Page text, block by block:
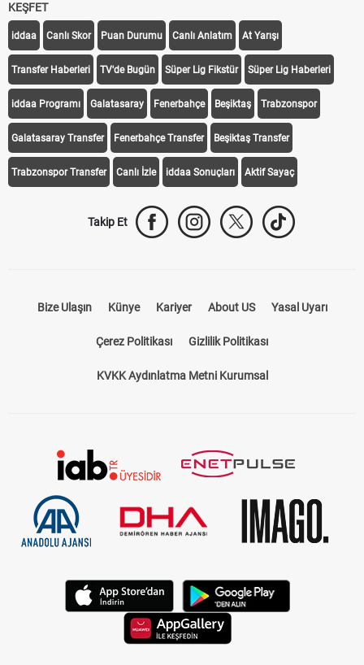
KEŞFET
iddaa Canlı Skor Puan Durumu Canlı Anlatım At Yarışı
Transfer Haberleri TV'de Bugün Süper Lig Fikstür Süper Lig Haberleri
iddaa Programı Galatasaray Fenerbahçe Beşiktaş Trabzonspor
Galatasaray Transfer Fenerbahçe Transfer Beşiktaş Transfer
Trabzonspor Transfer Canlı İzle iddaa Sonuçları Aktif Sayaç
Takip Et
Bize Ulaşın Künye Kariyer About US Yasal Uyarı
Çerez Politikası Gizlilik Politikası
KVKK Aydınlatma Metni Kurumsal